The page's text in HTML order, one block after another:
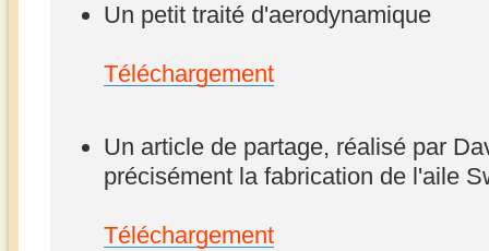
Un petit traité d'aerodynamique
Téléchargement
Un article de partage, réalisé par
précisément la fabrication de l'aile
Téléchargement